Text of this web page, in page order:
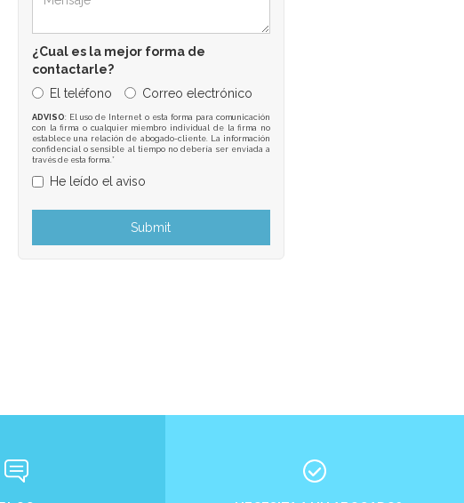
¿Cual es la mejor forma de
contactarle?
El teléfono
Correo electrónico
ADVISO: El uso de Internet o esta forma para comunicación
con la firma o cualquier miembro individual de la firma no
establece una relación de abogado-cliente. La información
confidencial o sensible al tiempo no debería ser enviada a
través de esta forma.*
He leído el aviso